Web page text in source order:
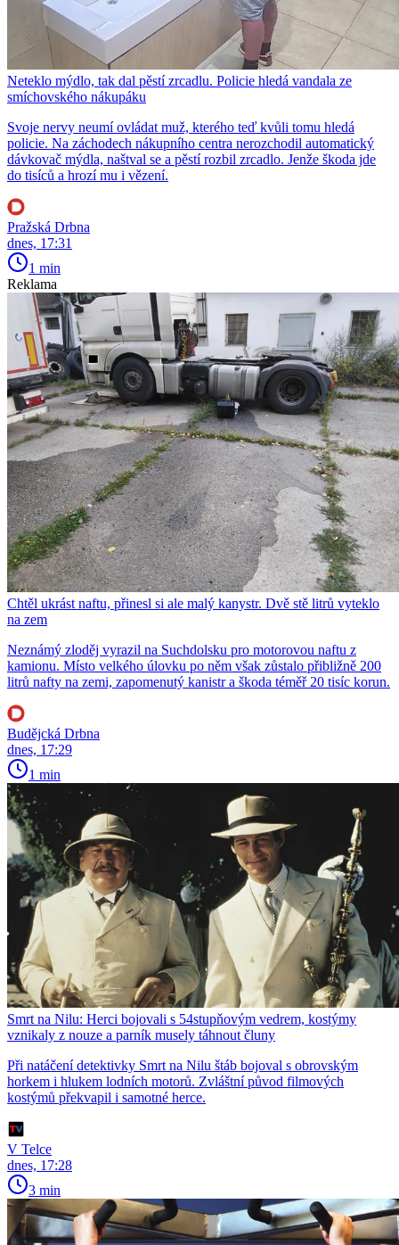
Neteklo mýdlo, tak dal pěstí zrcadlu. Policie hledá vandala ze
smíchovského nákupáku
Svoje nervy neumí ovládat muž, kterého teď kvůli tomu hledá
policie. Na záchodech nákupního centra nerozchodil automatický
dávkovač mýdla, naštval se a pěstí rozbil zrcadlo. Jenže škoda jde
do tisíců a hrozí mu i vězení.
Pražská Drbna
dnes, 17:31
1 min
Reklama
Chtěl ukrást naftu, přinesl si ale malý kanystr. Dvě stě litrů vyteklo
na zem
Neznámý zloděj vyrazil na Suchdolsku pro motorovou naftu z
kamionu. Místo velkého úlovku po něm však zůstalo přibližně 200
litrů nafty na zemi, zapomenutý kanistr a škoda téměř 20 tisíc korun.
Budějcká Drbna
dnes, 17:29
1 min
Smrt na Nilu: Herci bojovali s 54stupňovým vedrem, kostýmy
vznikaly z nouze a parník musely táhnout čluny
Při natáčení detektivky Smrt na Nilu štáb bojoval s obrovským
horkem i hlukem lodních motorů. Zvláštní původ filmových
kostýmů překvapil i samotné herce.
V Telce
dnes, 17:28
3 min